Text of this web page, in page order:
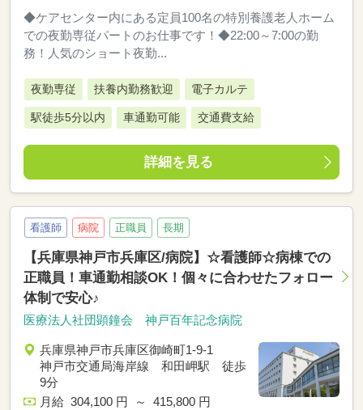
◆ケアセンター内にある定員100名の特別養護老人ホーム
での夜勤専従パートのお仕事です！◆22:00～7:00の勤
務！人気のショート夜勤...
夜勤専従 扶養内勤務歓迎 電子カルテ
駅徒歩5分以内 車通勤可能 交通費支給
詳細を見る
看護師 病院 正職員 長期
【兵庫県神戸市兵庫区/病院】☆看護師☆病棟での
正職員！車通勤相談OK！個々に合わせたフォロー
体制で安心♪
医療法人社団顕鐘会 神戸百年記念病院
兵庫県神戸市兵庫区御崎町1-9-1
神戸市交通局海岸線 和田岬駅 徒歩
9分
月給 304,100 円 ～ 415,800 円